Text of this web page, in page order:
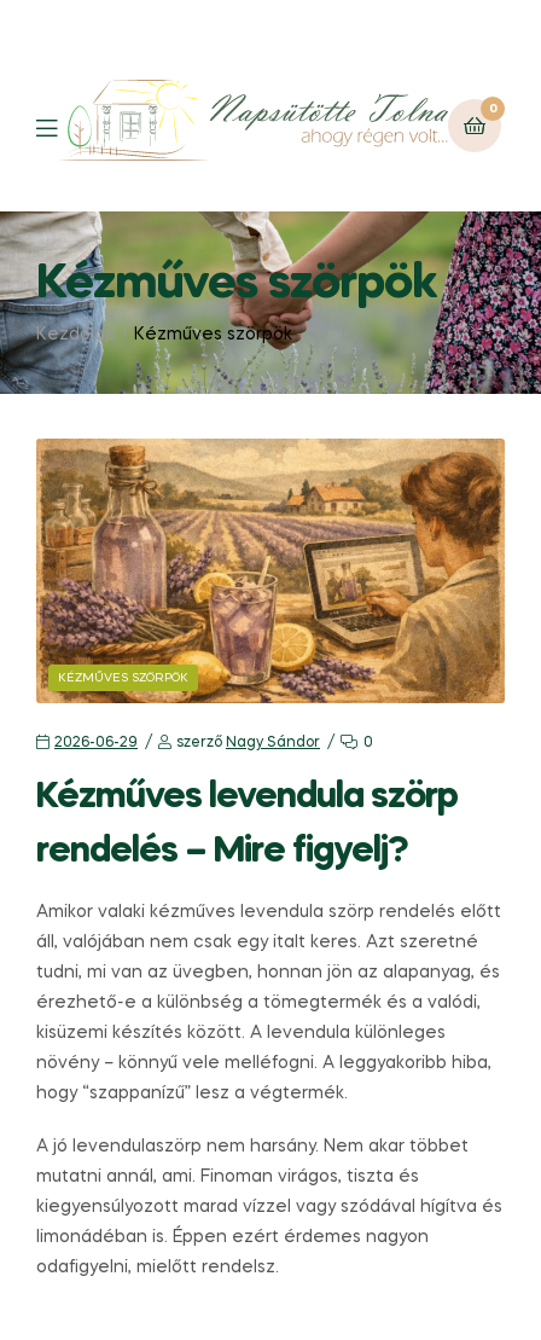
0
Kézműves szörpök
Kezdőlap Kézműves szörpök
KÉZMŰVES SZÖRPÖK
2026-06-29 szerző Nagy Sándor 0
Kézműves levendula szörp
rendelés – Mire figyelj?
Amikor valaki kézműves levendula szörp rendelés előtt
áll, valójában nem csak egy italt keres. Azt szeretné
tudni, mi van az üvegben, honnan jön az alapanyag, és
érezhető-e a különbség a tömegtermék és a valódi,
kisüzemi készítés között. A levendula különleges
növény – könnyű vele melléfogni. A leggyakoribb hiba,
hogy “szappanízű” lesz a végtermék.
A jó levendulaszörp nem harsány. Nem akar többet
mutatni annál, ami. Finoman virágos, tiszta és
kiegyensúlyozott marad vízzel vagy szódával hígítva és
limonádéban is. Éppen ezért érdemes nagyon
odafigyelni, mielőtt rendelsz.